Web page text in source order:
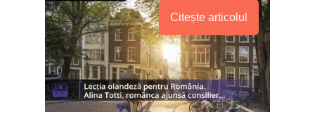
Citește articolul